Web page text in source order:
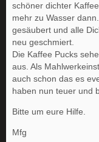
schöner dichter
mehr zu Wasser
gesäubert und alle
neu geschmiert.
Die Kaffee Pucks
aus. Als
auch schon das es
haben nun teuer und
Bitte um eure Hilfe.
Mfg